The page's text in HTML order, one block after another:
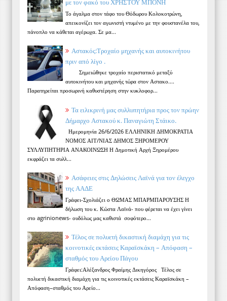
με τον φακό του ΧΡΗΣΤΟΥ ΜΠΟΝΗ
Το άγαλμα στον τάφο του Θόδωρου Κολοκοτρώνη,
απεικονίζει τον αγωνιστή ντυμένο με την φουστανέλα του,
πάνοπλο να κάθεται αγέρωχα. Σε μα...
Αστακός:Τροχαίο μηχανής και αυτοκινήτου
πριν από λίγο .
Σημειώθηκε τροχαίο περιστατικό μεταξύ
αυτοκινήτου και μηχανής τώρα στον Αστακο....
Παρατηρείται προσωρινή καθυστέρηση στην κυκλοφορ...
Τα ειλικρινή μας συλλυπητήρια προς τον πρώην
Δήμαρχο Αστακού κ. Παναγιώτη Στάικο.
Ημερομηνία 26/6/2026 ΕΛΛΗΝΙΚΗ ΔΗΜΟΚΡΑΤΙΑ
ΝΟΜΟΣ ΑΙΤ/ΝΙΑΣ ΔΗΜΟΣ ΞΗΡΟΜΕΡΟΥ
ΣΥΛΛΥΠΗΤΗΡΙΑ ΑΝΑΚΟΙΝΩΣΗ Η Δημοτική Αρχή Ξηρομέρου
εκφράζει τα συλλ...
Ασάφειες στις Δηλώσεις Λαϊνά για τον έλεγχο
της ΑΑΔΕ
Γράφει-Σχολιάζει ο ΘΩΜΑΣ ΜΠΑΡΜΠΑΡΟΥΣΗΣ Η
δήλωση του κ. Κώστα Λαϊνά- που φέρεται να έχει γίνει
στο agrinionews- ουδόλως μας καθιστά σοφότερο...
Τέλος σε πολυετή δικαστική διαμάχη για τις
κοινοτικές εκτάσεις Καραϊσκάκη – Απόφαση –
σταθμός του Αρείου Πάγου
Γράφει:Αλέξανδρος Φραίμης Δικηγόρος Τέλος σε
πολυετή δικαστική διαμάχη για τις κοινοτικές εκτάσεις Καραϊσκάκη –
Απόφαση–σταθμός του Αρείο...